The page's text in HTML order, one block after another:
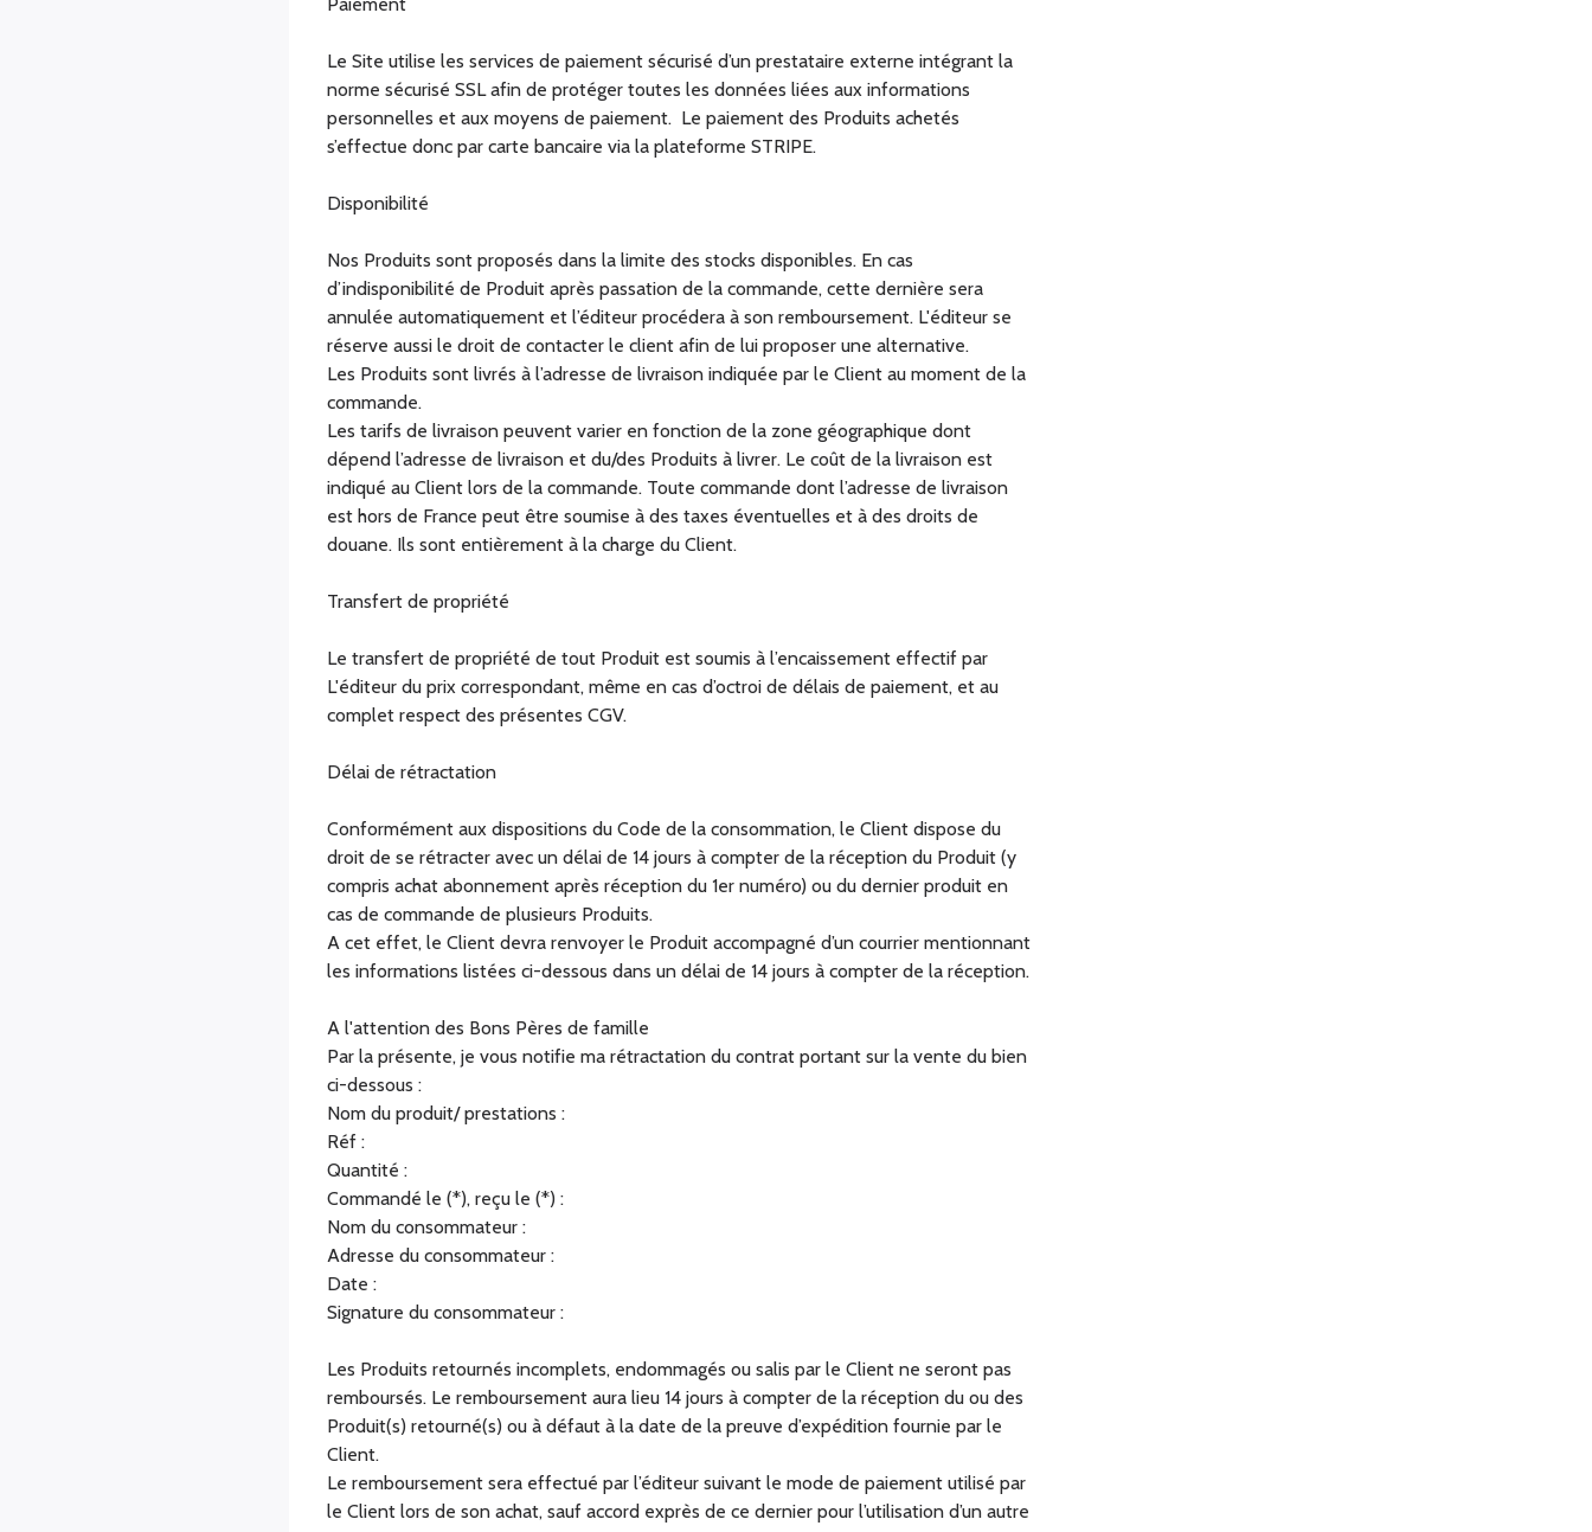
Le Site utilise les services de paiement sécurisé d’un prestataire externe intégrant la
norme sécurisé SSL afin de protéger toutes les données liées aux informations
personnelles et aux moyens de paiement. Le paiement des Produits achetés
s’effectue donc par carte bancaire via la plateforme STRIPE.
Disponibilité
Nos Produits sont proposés dans la limite des stocks disponibles. En cas
d’indisponibilité de Produit après passation de la commande, cette dernière sera
annulée automatiquement et l’éditeur procédera à son remboursement. L'éditeur se
réserve aussi le droit de contacter le client afin de lui proposer une alternative.
Les Produits sont livrés à l’adresse de livraison indiquée par le Client au moment de la
commande.
Les tarifs de livraison peuvent varier en fonction de la zone géographique dont
dépend l’adresse de livraison et du/des Produits à livrer. Le coût de la livraison est
indiqué au Client lors de la commande. Toute commande dont l’adresse de livraison
est hors de France peut être soumise à des taxes éventuelles et à des droits de
douane. Ils sont entièrement à la charge du Client.
Transfert de propriété
Le transfert de propriété de tout Produit est soumis à l’encaissement effectif par
L'éditeur du prix correspondant, même en cas d’octroi de délais de paiement, et au
complet respect des présentes CGV.
Délai de rétractation
Conformément aux dispositions du Code de la consommation, le Client dispose du
droit de se rétracter avec un délai de 14 jours à compter de la réception du Produit (y
compris achat abonnement après réception du 1er numéro) ou du dernier produit en
cas de commande de plusieurs Produits.
A cet effet, le Client devra renvoyer le Produit accompagné d’un courrier mentionnant
les informations listées ci-dessous dans un délai de 14 jours à compter de la réception.
A l'attention des Bons Pères de famille
Par la présente, je vous notifie ma rétractation du contrat portant sur la vente du bien
ci-dessous :
Nom du produit/ prestations :
Réf :
Quantité :
Commandé le (*), reçu le (*) :
Nom du consommateur :
Adresse du consommateur :
Date :
Signature du consommateur :
Les Produits retournés incomplets, endommagés ou salis par le Client ne seront pas
remboursés. Le remboursement aura lieu 14 jours à compter de la réception du ou des
Produit(s) retourné(s) ou à défaut à la date de la preuve d’expédition fournie par le
Client.
Le remboursement sera effectué par l’éditeur suivant le mode de paiement utilisé par
le Client lors de son achat, sauf accord exprès de ce dernier pour l’utilisation d’un autre